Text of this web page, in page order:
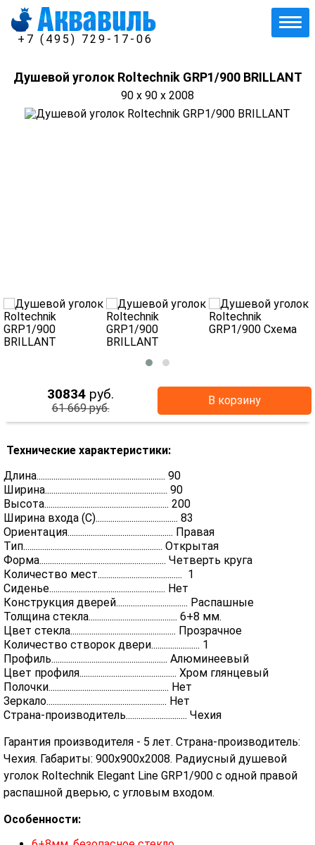
+7 (495) 729-17-06
Душевой уголок Roltechnik GRP1/900 BRILLANT
90 x 90 x 2008
30834 руб.
61 669 руб.
В корзину
Технические характеристики:
Длина............................................................. 90
Ширина.......................................................... 90
Высота........................................................... 200
Ширина входа (С)....................................... 83
Ориентация.................................................. Правая
Тип.................................................................. Открытая
Форма............................................................ Четверть круга
Количество мест........................................ 1
Сиденье....................................................... Нет
Конструкция дверей.................................. Распашные
Толщина стекла.......................................... 6+8 мм.
Цвет стекла.................................................. Прозрачное
Количество створок двери....................... 1
Профиль....................................................... Алюминеевый
Цвет профиля.............................................. Хром глянцевый
Полочки......................................................... Нет
Зеркало......................................................... Нет
Страна-производитель............................. Чехия
Гарантия производителя - 5 лет. Страна-производитель:
Чехия. Габариты: 900х900х2008. Радиусный душевой
уголок Roltechnik Elegant Line GRP1/900 с одной правой
распашной дверью, с угловым входом.
Особенности: